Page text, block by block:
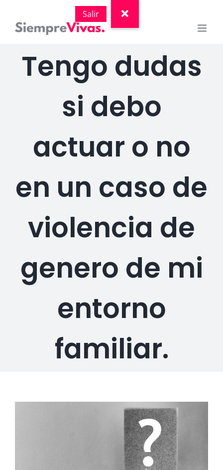
contenido
Tengo dudas
si debo
actuar o no
en un caso de
violencia de
genero de mi
entorno
familiar.
imagen